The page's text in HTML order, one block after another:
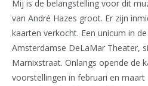
Mij is de belangstelling voor dit
van André Hazes groot. Er zijn
kaarten verkocht. Een unicum in
Amsterdamse DeLaMar Theater,
Marnixstraat. Onlangs opende de
voorstellingen in februari en maart